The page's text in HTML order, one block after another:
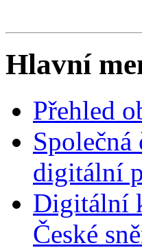
Hlavní
Přehled
Společná
digitální
Digitální
České